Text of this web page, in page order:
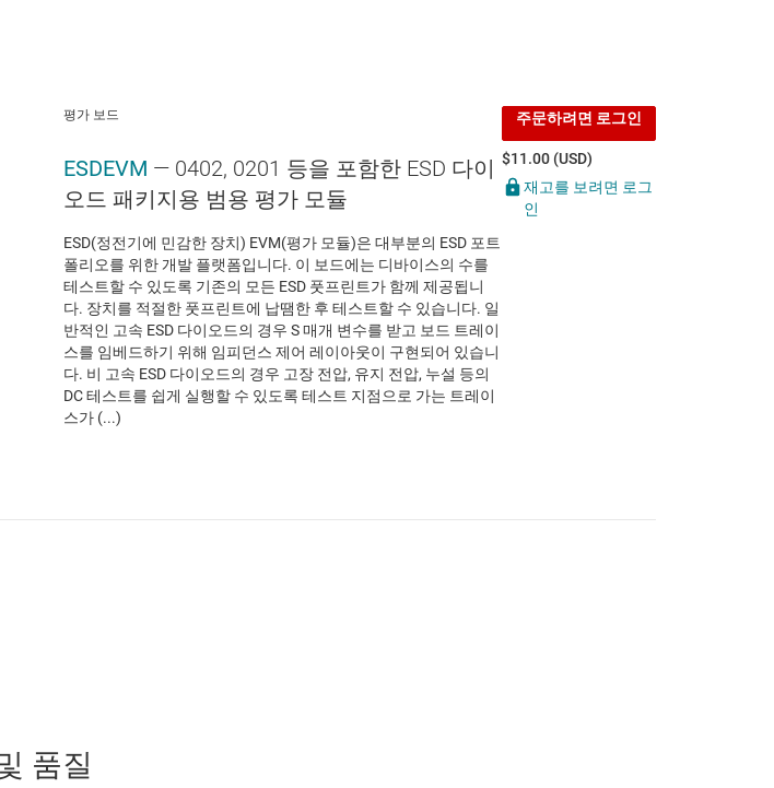
평가 보드
ESDEVM — 0402, 0201 등을 포함한 ESD 다이
오드 패키지용 범용 평가 모듈
ESD(정전기에 민감한 장치) EVM(평가 모듈)은 대부분의 ESD 포트
폴리오를 위한 개발 플랫폼입니다. 이 보드에는 디바이스의 수를
테스트할 수 있도록 기존의 모든 ESD 풋프린트가 함께 제공됩니
다. 장치를 적절한 풋프린트에 납땜한 후 테스트할 수 있습니다. 일
반적인 고속 ESD 다이오드의 경우 S 매개 변수를 받고 보드 트레이
스를 임베드하기 위해 임피던스 제어 레이아웃이 구현되어 있습니
다. 비 고속 ESD 다이오드의 경우 고장 전압, 유지 전압, 누설 등의
DC 테스트를 쉽게 실행할 수 있도록 테스트 지점으로 가는 트레이
스가 (...)
주문하려면 로그인
$11.00 (USD)
재고를 보려면 로그
인
품질